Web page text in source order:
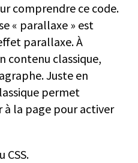
comprendre ce code.
« parallaxe » est
parallaxe. À
contenu classique,
Juste en
permet
à la page pour activer
CSS.